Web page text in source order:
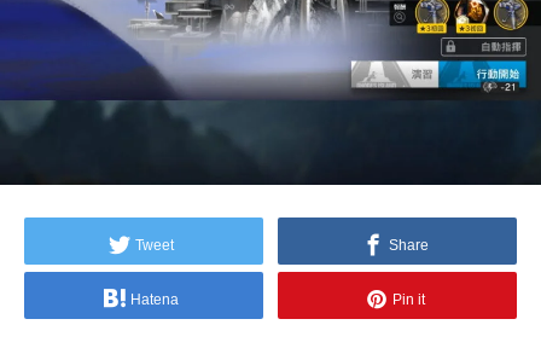
Tweet Share
Hatena Pin it